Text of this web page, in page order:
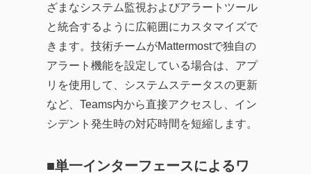
ざまなシステム監視およびアラートツール
と統合するように広範囲にカスタマイズで
きます。技術チームがMattermostで独自の
アラート機能を設定している場合は、アプ
リを使用して、システムステータスの更新
など、Teams内から直接アクセスし、イン
シデント発生時の対応時間を短縮します。
■単一インターフェースによるワ